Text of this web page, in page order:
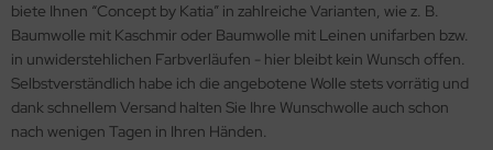
biete Ihnen “Concept by Katia” in zahlreiche Varianten, wie z. B.
Baumwolle mit Kaschmir oder Baumwolle mit Leinen unifarben bzw.
in unwiderstehlichen Farbverläufen - hier bleibt kein Wunsch offen.
Selbstverständlich habe ich die angebotene Wolle stets vorrätig und
dank schnellem Versand halten Sie Ihre Wunschwolle auch schon
nach wenigen Tagen in Ihren Händen.